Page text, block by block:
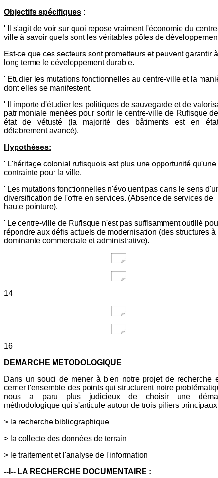
Objectifs spécifiques :
' Il s'agit de voir sur quoi repose vraiment l'économie du
ville à savoir quels sont les véritables pôles de
Est-ce que ces secteurs sont prometteurs et peuvent garantir à
long terme le développement durable.
' Etudier les mutations fonctionnelles au centre-ville et la
dont elles se manifestent.
' Il importe d'étudier les politiques de sauvegarde et de
patrimoniale menées pour sortir le centre-ville de Rufisque
état de vétusté (la majorité des bâtiments est en
délabrement avancé).
Hypothèses:
' L'héritage colonial rufisquois est plus une opportunité qu'une
contrainte pour la ville.
' Les mutations fonctionnelles n'évoluent pas dans le sens
diversification de l'offre en services. (Absence de services de
haute pointure).
' Le centre-ville de Rufisque n'est pas suffisamment outillé
répondre aux défis actuels de modernisation (des structures à
dominante commerciale et administrative).
14
16
DEMARCHE METODOLOGIQUE
Dans un souci de mener à bien notre projet de recherche
cerner l'ensemble des points qui structurent notre
nous a paru plus judicieux de choisir une
méthodologique qui s'articule autour de trois piliers
> la recherche bibliographique
> la collecte des données de terrain
> le traitement et l'analyse de l'information
--I-- LA RECHERCHE DOCUMENTAIRE :